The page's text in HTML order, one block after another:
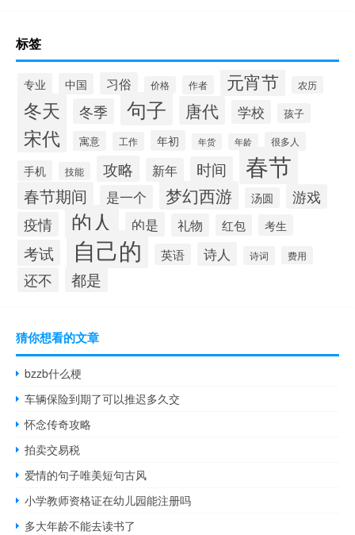
标签
专业 中国 习俗 价格 作者 元宵节 农历
冬天 冬季 句子 唐代 学校 孩子
宋代 寓意 工作 年初 年货 年龄 很多人
手机 技能 攻略 新年 时间 春节
春节期间 是一个 梦幻西游 汤圆
游戏
疫情
的人 的是 礼物 红包 考生
考试 自己的 英语 诗人 诗词 费用
还不 都是
猜你想看的文章
bzzb什么梗
车辆保险到期了可以推迟多久交
怀念传奇攻略
拍卖交易税
爱情的句子唯美短句古风
小学教师资格证在幼儿园能注册吗
多大年龄不能去读书了